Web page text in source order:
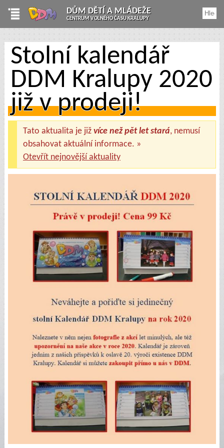
DŮM DĚTÍ A MLÁDEŽE
CENTRUM VOLNÉHO ČASU KRALUPY
Stolní kalendář
DDM Kralupy 2020
již v prodeji!
Tato aktualita je již více než pět let stará, nemusí
obsahovat aktuální informace. »
Otevřít nejnovější aktuality